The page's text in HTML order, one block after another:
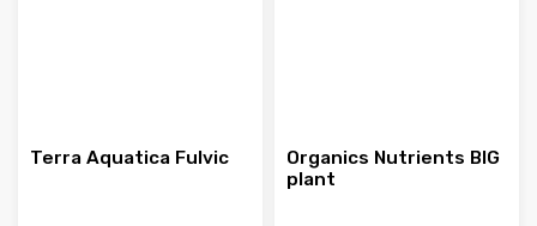
Terra Aquatica Fulvic
Organics Nutrients BIG
plant